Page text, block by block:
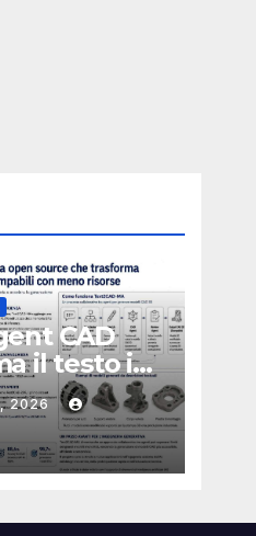
CAD
il testo in
116
token
2026